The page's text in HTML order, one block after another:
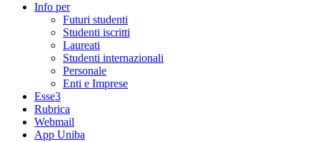
Info per
Futuri studenti
Studenti iscritti
Laureati
Studenti internazionali
Personale
Enti e Imprese
Esse3
Rubrica
Webmail
App Uniba